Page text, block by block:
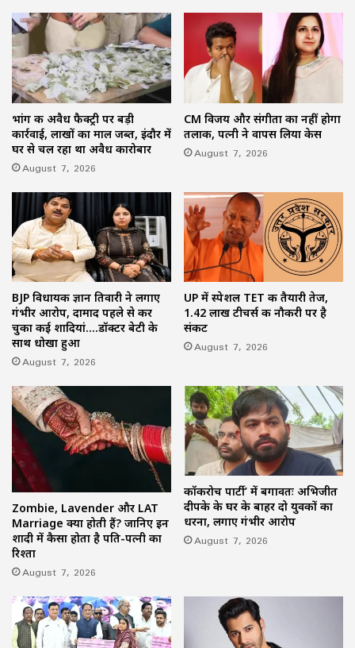
भांग की अवैध फैक्ट्री पर बड़ी
कार्रवाई, लाखों का माल जब्त, इंदौर में
घर से चल रहा था अवैध कारोबार
August 7, 2026
CM विजय और संगीता का नहीं होगा
तलाक, पत्नी ने वापस लिया केस
August 7, 2026
BJP विधायक ज्ञान तिवारी ने लगाए
गंभीर आरोप, दामाद पहले से कर
चुका कई शादियां….डॉक्टर बेटी के
साथ धोखा हुआ
August 7, 2026
UP में स्पेशल TET की तैयारी तेज,
1.42 लाख टीचर्स की नौकरी पर है
संकट
August 7, 2026
Zombie, Lavender और LAT
Marriage क्या होती हैं? जानिए इन
शादी में कैसा होता है पति-पत्नी का
रिश्ता
August 7, 2026
कॉकरोच पार्टी’ में बगावतः अभिजीत
दीपके के घर के बाहर दो युवकों का
धरना, लगाए गंभीर आरोप
August 7, 2026